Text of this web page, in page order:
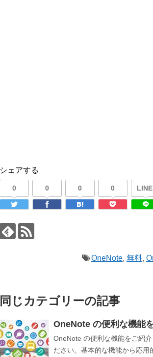
シェアする
0 0 0 0
OneNote,無料,
同じカテゴリーの記事
OneNote の便利な機能
OneNote の便利な機能をご紹
ださい。基本的な機能から応